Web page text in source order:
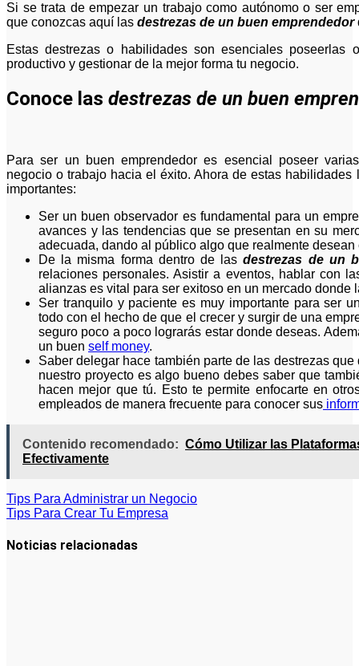
Si se trata de empezar un trabajo como autónomo o ser
que conozcas aquí las destrezas de un buen emprendedor
Estas destrezas o habilidades son esenciales poseerlas
productivo y gestionar de la mejor forma tu negocio.
Conoce las destrezas de un buen
Para ser un buen emprendedor es esencial poseer
negocio o trabajo hacia el éxito. Ahora de estas
importantes:
Ser un buen observador es fundamental para un
avances y las tendencias que se presentan en su
adecuada, dando al público algo que realmente desean
De la misma forma dentro de lasdestrezas de un
relaciones personales. Asistir a eventos, hablar con
alianzas es vital para ser exitoso en un mercado donde
Ser tranquilo y paciente es muy importante para ser
todo con el hecho de que el crecer y surgir de una
seguro poco a poco lograrás estar donde deseas.
un buen self money.
Saber delegar hace también parte de las destrezas
nuestro proyecto es algo bueno debes saber que
hacen mejor que tú. Esto te permite enfocarte en
empleados de manera frecuente para conocer sus
Contenido recomendado: Cómo Utilizar las
Efectivamente
Navegación
de
entradas
Tips Para Administrar un Negocio
Tips Para Crear Tu Empresa
Noticias relacionadas